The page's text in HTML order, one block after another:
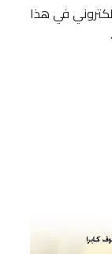
في هذا